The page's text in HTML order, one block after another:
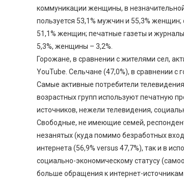
коммуникации женщины, в
пользуется 53,1% мужчин и 55,3%
51,1% женщин; печатные газеты и
5,3%, женщины – 3,2%.
Горожане, в сравнении с жителями сел,
YouTube. Сельчане (47,0%), в сравнении
Самые активные потребители
возрастных групп используют печатную
источников, нежели телевидения,
Свободные, не имеющие семей,
незанятых (куда помимо безработных
интернета (56,9% versus 47,7%), так и в
социально-экономическому статусу
больше обращения к интернет-